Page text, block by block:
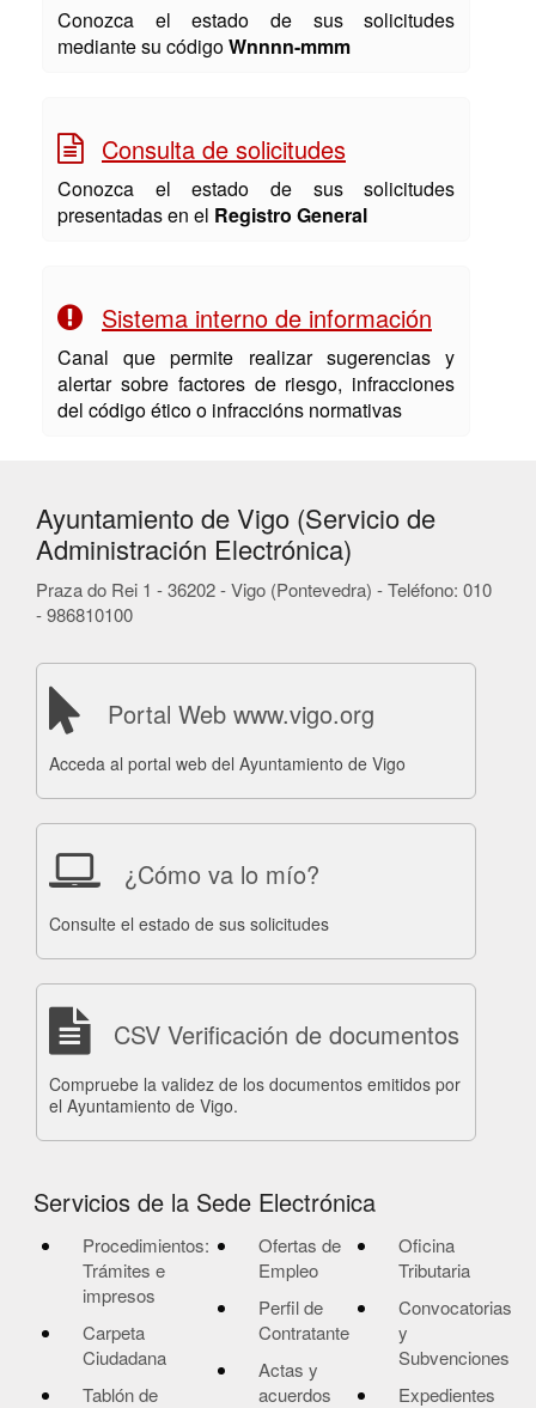
Conozca el estado de sus solicitudes
mediante su códigoWnnnn-mmm
Consulta de solicitudes
Conozca el estado de sus solicitudes
presentadas en el Registro General
Sistema interno de información
Canal que permite realizar sugerencias y
alertar sobre factores de riesgo, infracciones
del código ético o infraccións normativas
Ayuntamiento de Vigo (Servicio de
Administración Electrónica)
Praza do Rei 1 - 36202 - Vigo (Pontevedra) - Teléfono: 010
- 986810100
Portal Web www.vigo.org
Acceda al portal web del Ayuntamiento de Vigo
¿Cómo va lo mío?
Consulte el estado de sus solicitudes
CSV Verificación de documentos
Compruebe la validez de los documentos emitidos por
el Ayuntamiento de Vigo.
Servicios de la Sede Electrónica
Procedimientos:
Trámites e
impresos
Carpeta
Ciudadana
Tablón de
Ofertas de
Empleo
Perfil de
Contratante
Actas y
acuerdos
Oficina
Tributaria
Convocatorias
y
Subvenciones
Expedientes